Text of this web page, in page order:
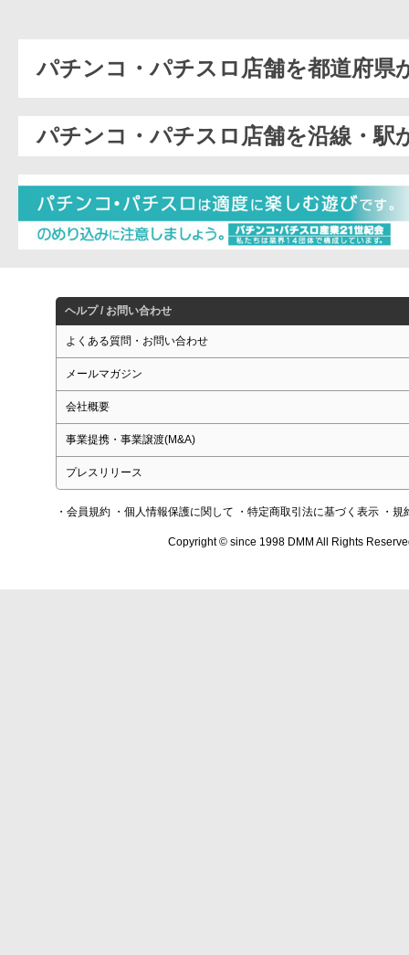
パチンコ・パチスロ店舗を都道府県
パチンコ・パチスロ店舗を沿線・駅
ヘルプ / お問い合わせ
よくある質問・お問い合わせ
メールマガジン
会社概要
事業提携・事業譲渡(M&A)
プレスリリース
・会員規約 ・個人情報保護に関して ・特定商取引法に基づく表示 ・規
Copyright © since 1998 DMM All Rights